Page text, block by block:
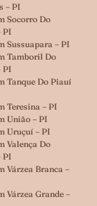
– PI
Socorro Do
PI
Sussuapara – PI
Tamboril Do
PI
Tanque Do Piauí
Teresina – PI
União – PI
Uruçuí – PI
Valença Do
PI
Várzea Branca –
Várzea Grande –